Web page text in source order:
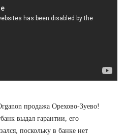
продажа Орехово-Зуево!
выдал гарантии, его
поскольку в банке нет